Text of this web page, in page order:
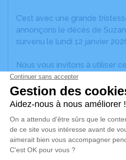
C’est avec une grande
annonçons le décès de
survenu le lundi 12 janvier
Nous vous invitons à utiliser
laisser vos condoléances,
souvenirs, une anecdote ou
à travers des poèmes ou des
est un lieu d'expression
mémoire de Suzanne
Un service de plantation
disponible ici.